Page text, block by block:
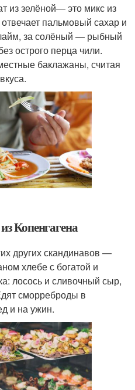
из зелёной— это микс из
пальмовый сахар и
за солёный — рыбный
острого перца чили.
баклажаны, считая
Копенгагена
других скандинавов —
хлебе с богатой и
лосось и сливочный сыр,
сморреброды в
и на ужин.